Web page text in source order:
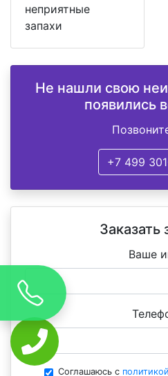
неприятные
запахи
Не нашли свою
появились
+7 499
Заказать
Ваше
Соглашаюсь с